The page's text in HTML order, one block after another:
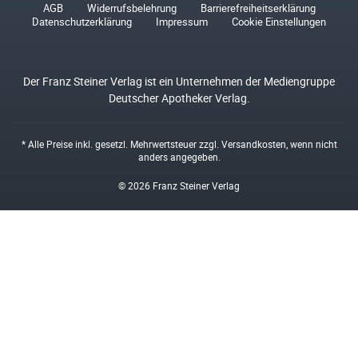
AGB Widerrufsbelehrung
Barrierefreiheitserklärung
Datenschutzerklärung
Impressum Cookie Einstellungen
Der Franz Steiner Verlag ist ein Unternehmen der Mediengruppe
Deutscher Apotheker Verlag.
* Alle Preise inkl. gesetzl. Mehrwertsteuer zzgl. Versandkosten , wenn nicht
anders angegeben.
© 2026 Franz Steiner Verlag